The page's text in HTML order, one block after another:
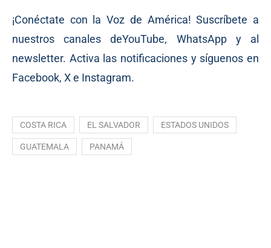
¡Conéctate con la Voz de América! Suscríbete a
nuestros canales deYouTube, WhatsApp y al
newsletter. Activa las notificaciones y síguenos en
Facebook, X e Instagram.
COSTA RICA EL SALVADOR ESTADOS UNIDOS
GUATEMALA PANAMÁ